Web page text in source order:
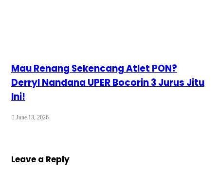
Mau Renang Sekencang Atlet PON?
Derryl Nandana UPER Bocorin 3 Jurus Jitu
Ini!
June 13, 2026
Leave a Reply